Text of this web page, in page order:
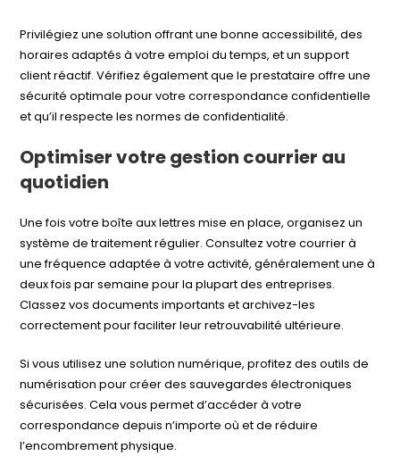
Privilégiez une solution offrant une bonne accessibilité, des
horaires adaptés à votre emploi du temps, et un support
client réactif. Vérifiez également que le prestataire offre une
sécurité optimale pour votre correspondance confidentielle
et qu’il respecte les normes de confidentialité.
Optimiser votre gestion courrier au
quotidien
Une fois votre boîte aux lettres mise en place, organisez un
système de traitement régulier. Consultez votre courrier à
une fréquence adaptée à votre activité, généralement une à
deux fois par semaine pour la plupart des entreprises.
Classez vos documents importants et archivez-les
correctement pour faciliter leur retrouvabilité ultérieure.
Si vous utilisez une solution numérique, profitez des outils de
numérisation pour créer des sauvegardes électroniques
sécurisées. Cela vous permet d’accéder à votre
correspondance depuis n’importe où et de réduire
l’encombrement physique.